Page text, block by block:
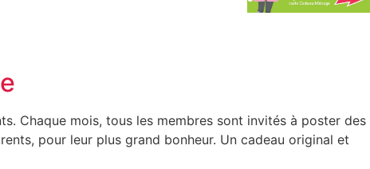
Chaque mois, tous les membres sont invités à poster des
pour leur plus grand bonheur. Un cadeau original et